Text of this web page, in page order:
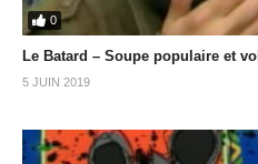
0
Le Batard – Soupe populaire et vol
5 JUIN 2019